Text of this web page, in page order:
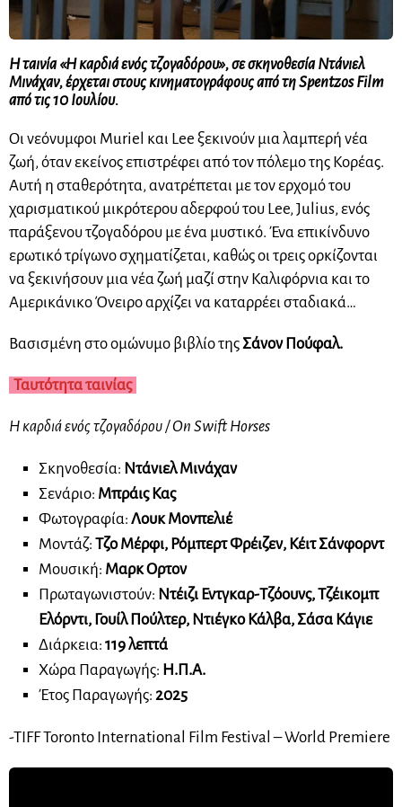
Η ταινία «Η καρδιά ενός τζογαδόρου», σε σκηνοθεσία Ντάνιελ
Μινάχαν, έρχεται στους κινηματογράφους από τη Spentzos Film
από τις 10 Ιουλίου.
Οι νεόνυμφοι Muriel και Lee ξεκινούν μια λαμπερή νέα
ζωή, όταν εκείνος επιστρέφει από τον πόλεμο της Κορέας.
Αυτή η σταθερότητα, ανατρέπεται με τον ερχομό του
χαρισματικού μικρότερου αδερφού του Lee, Julius, ενός
παράξενου τζογαδόρου με ένα μυστικό. Ένα επικίνδυνο
ερωτικό τρίγωνο σχηματίζεται, καθώς οι τρεις ορκίζονται
να ξεκινήσουν μια νέα ζωή μαζί στην Καλιφόρνια και το
Αμερικάνικο Όνειρο αρχίζει να καταρρέει σταδιακά…
Βασισμένη στο ομώνυμο βιβλίο τηςΣάνον Πούφαλ.
Ταυτότητα ταινίας
Η καρδιά ενός τζογαδόρου / On Swift Horses
Σκηνοθεσία: Ντάνιελ Μινάχαν
Σενάριο: Μπράις Κας
Φωτογραφία:Λουκ Μονπελιέ
Μοντάζ: Τζο Μέρφι, Ρόμπερτ Φρέιζεν, Κέιτ Σάνφορντ
Μουσική: Μαρκ Ορτον
Πρωταγωνιστούν: Ντέιζι Εντγκαρ-Τζόουνς, Τζέικομπ
Ελόρντι, Γουίλ Πούλτερ, Ντιέγκο Κάλβα, Σάσα Κάγιε
Διάρκεια:119 λεπτά
Χώρα Παραγωγής: Η.Π.Α.
Έτος Παραγωγής: 2025
-TIFF Toronto International Film Festival – World Premiere